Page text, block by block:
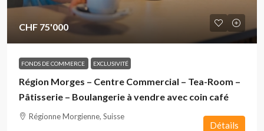
CHF 75'000
FONDS DE COMMERCE EXCLUSIVITÉ
Région Morges – Centre Commercial – Tea-Room –
Pâtisserie – Boulangerie à vendre avec coin café
Régionne Morgienne, Suisse
Détails